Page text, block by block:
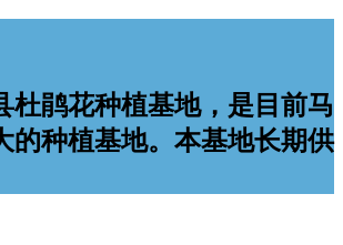
杜鹃花种植基地，是目前马
的种植基地。本基地长期供